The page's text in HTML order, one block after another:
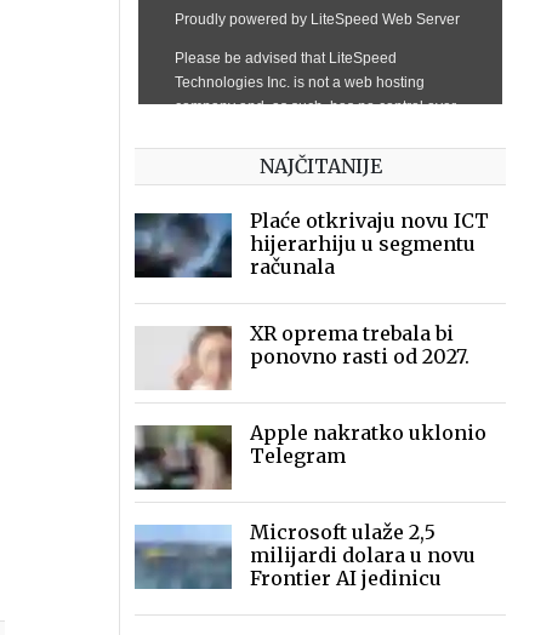
NAJČITANIJE
Plaće otkrivaju novu ICT
hijerarhiju u segmentu
računala
XR oprema trebala bi
ponovno rasti od 2027.
Apple nakratko uklonio
Telegram
Microsoft ulaže 2,5
milijardi dolara u novu
Frontier AI jedinicu